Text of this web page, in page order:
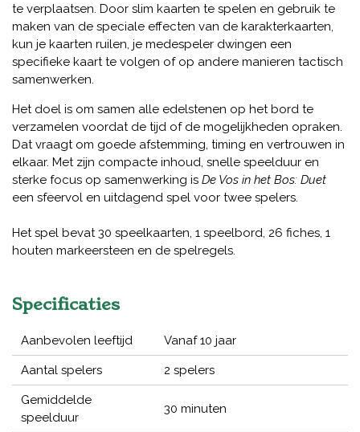
te verplaatsen. Door slim kaarten te spelen en gebruik te
maken van de speciale effecten van de karakterkaarten,
kun je kaarten ruilen, je medespeler dwingen een
specifieke kaart te volgen of op andere manieren tactisch
samenwerken.
Het doel is om samen alle edelstenen op het bord te
verzamelen voordat de tijd of de mogelijkheden opraken.
Dat vraagt om goede afstemming, timing en vertrouwen in
elkaar. Met zijn compacte inhoud, snelle speelduur en
sterke focus op samenwerking is De Vos in het Bos: Duet
een sfeervol en uitdagend spel voor twee spelers.
Het spel bevat 30 speelkaarten, 1 speelbord, 26 fiches, 1
houten markeersteen en de spelregels.
Specificaties
Aanbevolen leeftijd Vanaf 10 jaar
Aantal spelers 2 spelers
Gemiddelde
speelduur
30 minuten